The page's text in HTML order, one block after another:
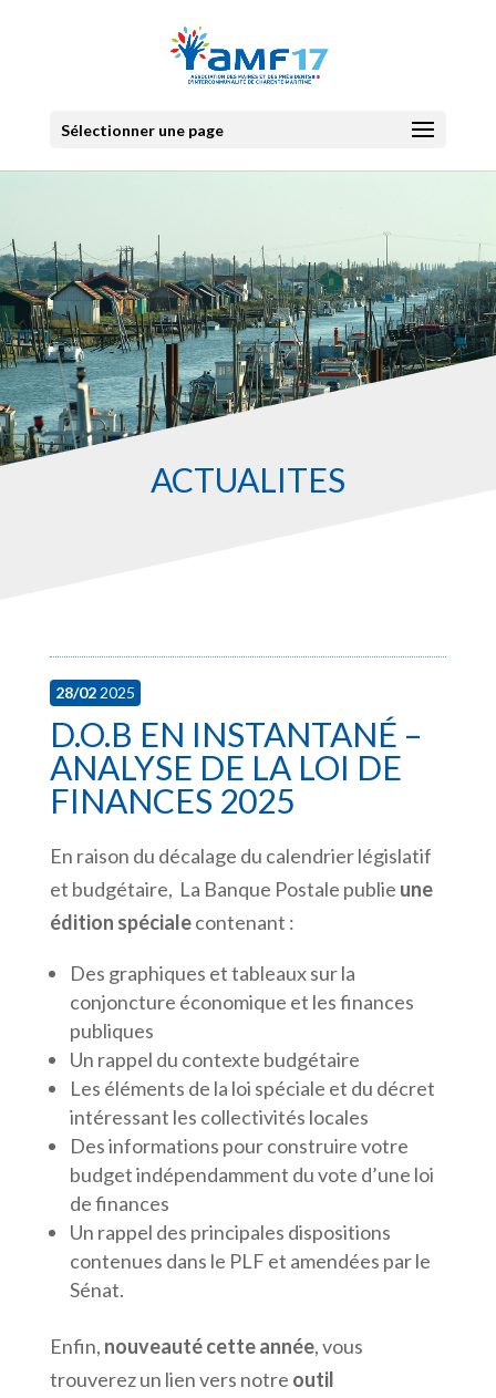
Sélectionner une page
ACTUALITES
28/022025
D.O.B EN INSTANTANÉ –
ANALYSE DE LA LOI DE
FINANCES 2025
En raison du décalage du calendrier législatif
et budgétaire, La Banque Postale publie une
édition spécialecontenant :
Des graphiques et tableaux sur la
conjoncture économique et les finances
publiques
Un rappel du contexte budgétaire
Les éléments de la loi spéciale et du décret
intéressant les collectivités locales
Des informations pour construire votre
budget indépendamment du vote d’une loi
de finances
Un rappel des principales dispositions
contenues dans le PLF et amendées par le
Sénat.
Enfin, nouveauté cette année, vous
trouverez un lien vers notre outil